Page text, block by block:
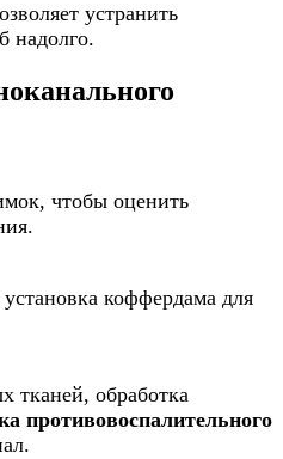
устранить
надолго.
чтобы оценить
коффердама для
тканей, обработка
противовоспалительного